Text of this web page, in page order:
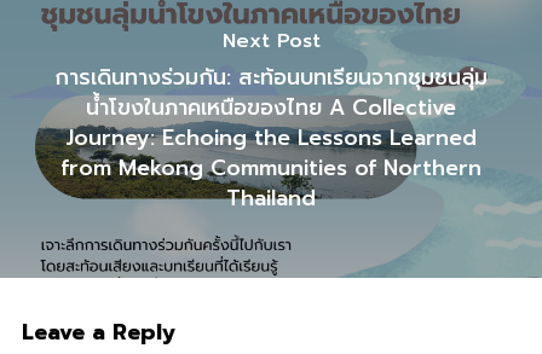
Next Post
การเดินทางร่วมกัน: สะท้อนบทเรียนจากชุมชนลุ่ม
น้ำโขงในภาคเหนือของไทย A Collective
Journey: Echoing the Lessons Learned
from Mekong Communities of Northern
Thailand
Leave a Reply